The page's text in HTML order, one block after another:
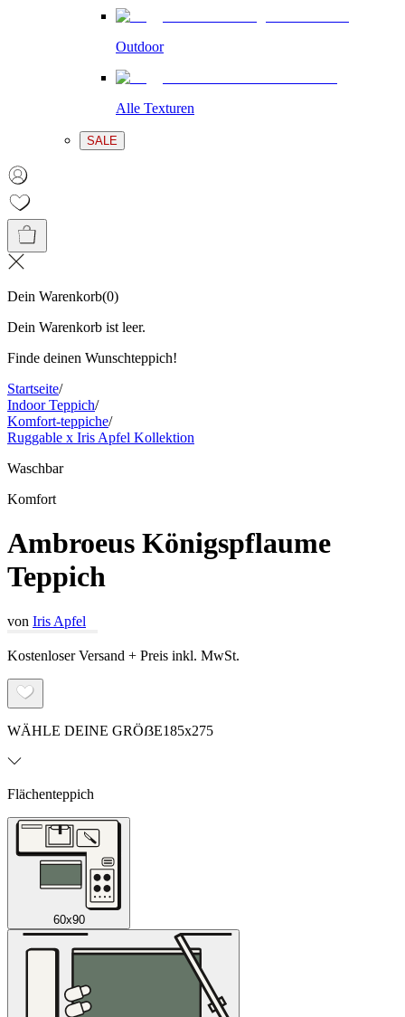
Outdoor
Alle Texturen
SALE
Dein Warenkorb(0)
Dein Warenkorb ist leer.
Finde deinen Wunschteppich!
Startseite/
Indoor Teppich/
Komfort-teppiche/
Ruggable x Iris Apfel Kollektion
Waschbar
Komfort
Ambroeus Königspflaume
Teppich
von Iris Apfel
Kostenloser Versand + Preis inkl. MwSt.
WÄHLE DEINE GRÖẞE185x275
Flächenteppich
60x90